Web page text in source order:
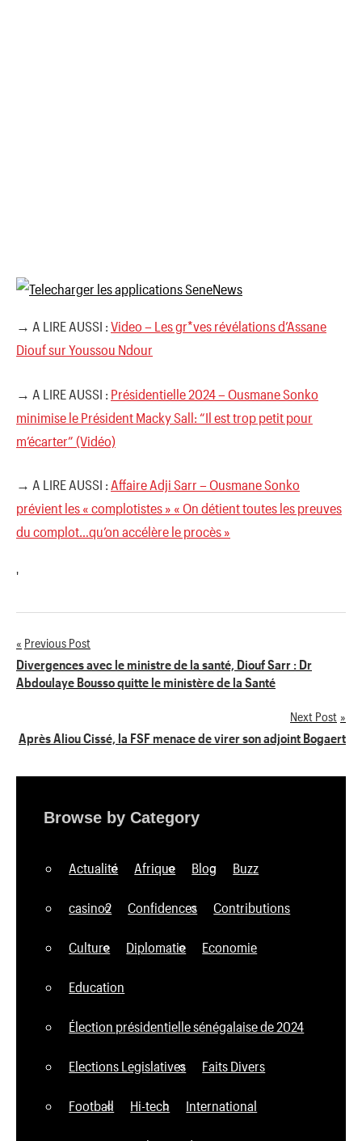
→ A LIRE AUSSI : Video – Les gr*ves révélations d’Assane
Diouf sur Youssou Ndour
→ A LIRE AUSSI : Présidentielle 2024 – Ousmane Sonko
minimise le Président Macky Sall: “Il est trop petit pour
m’écarter” (Vidéo)
→ A LIRE AUSSI : Affaire Adji Sarr – Ousmane Sonko
prévient les « complotistes » « On détient toutes les preuves
du complot…qu’on accélère le procès »
'
Navigation
de
Previous Post
Divergences avec le ministre de la santé, Diouf Sarr : Dr
Abdoulaye Bousso quitte le ministère de la Santé
Next Post
Après Aliou Cissé, la FSF menace de virer son adjoint Bogaert
Browse by Category
Actualité Afrique Blog Buzz
casino2 Confidences Contributions
Culture Diplomatie Economie
Education
Élection présidentielle sénégalaise de 2024
Elections Legislatives Faits Divers
Football Hi-tech International